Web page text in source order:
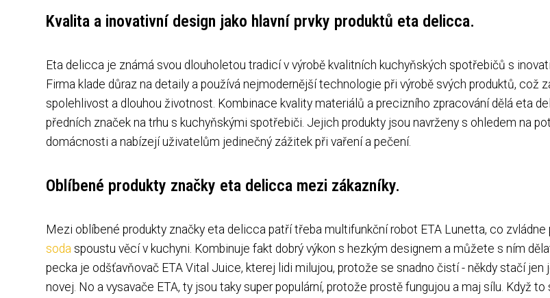
Kvalita a inovativní design jako hlavní prvky produktů eta delicca.
Eta delicca je známá svou dlouholetou tradicí v výrobě kvalitních kuchyňských spotřebičů s
Firma klade důraz na detaily a používá nejmodernější technologie při výrobě svých produktů, což
spolehlivost a dlouhou životnost. Kombinace kvality materiálů a precizního zpracování dělá eta
předních značek na trhu s kuchyňskými spotřebiči. Jejich produkty jsou navrženy s ohledem na
domácnosti a nabízejí uživatelům jedinečný zážitek při vaření a pečení.
Oblíbené produkty značky eta delicca mezi zákazníky.
Mezi oblíbené produkty značky eta delicca patří třeba multifunkční robot ETA Lunetta, co zvládne
soda spoustu věcí v kuchyni. Kombinuje fakt dobrý výkon s hezkým designem a můžete s ním
pecka je odšťavňovač ETA Vital Juice, kterej lidi milujou, protože se snadno čistí - někdy stačí jen
novej. No a vysavače ETA, ty jsou taky super populární, protože prostě fungujou a maj sílu. Když to